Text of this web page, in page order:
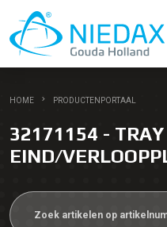
HOME PRODUCTENPORTAAL
32171154 -
EIND/